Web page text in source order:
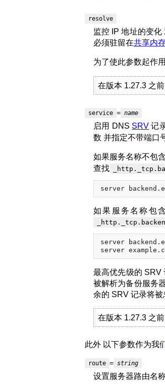
resolve
监控 IP 地址的变
必须驻留在共享内
为了使此参数起作
在版本 1.27.3 之
service = name
启用 DNS SRV 记
数 并指定不带端口
如果服务名称不包
查找
如果服务名称包
server
最高优先级的 SRV
被解析为备份服务
余的 SRV 记录将被
在版本 1.27.3 之
此外 以下参数作为我
route = string
设置服务器路由名称